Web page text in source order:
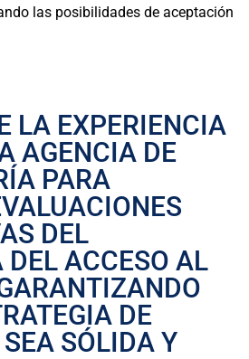
las posibilidades de aceptación
LA EXPERIENCIA
AGENCIA DE
PARA
DEL
ACCESO AL
DE
SÓLIDA Y